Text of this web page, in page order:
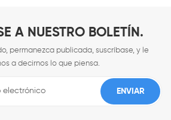
A NUESTRO BOLETÍN.
permanezca publicada, suscríbase, y le
a decirnos lo que piensa.